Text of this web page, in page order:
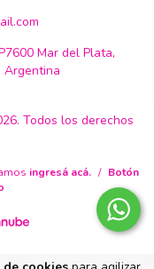
Mar del Plata,
Argentina
Todos los derechos
ingresá acá. / Botón